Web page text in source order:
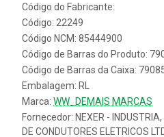
Código do Fabricante:
Código: 22249
Código NCM: 85444900
Código de Barras do Produto:
Código de Barras da Caixa:
Embalagem: RL
Marca: WW_DEMAIS MARCAS
Fornecedor: NEXER -
DE CONDUTORES ELETRICOS